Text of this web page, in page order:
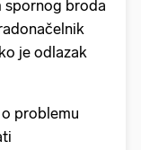
spornog broda
je odlazak
problemu